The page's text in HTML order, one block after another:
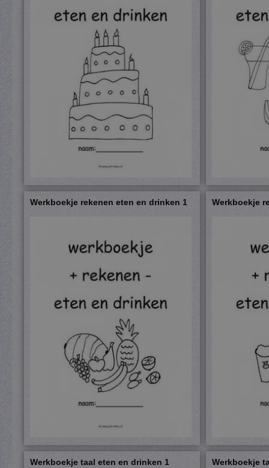
Werkboekje rekenen eten en drinken 1 Werkboekje
Werkboekje taal eten en drinken 1 Werkboekje